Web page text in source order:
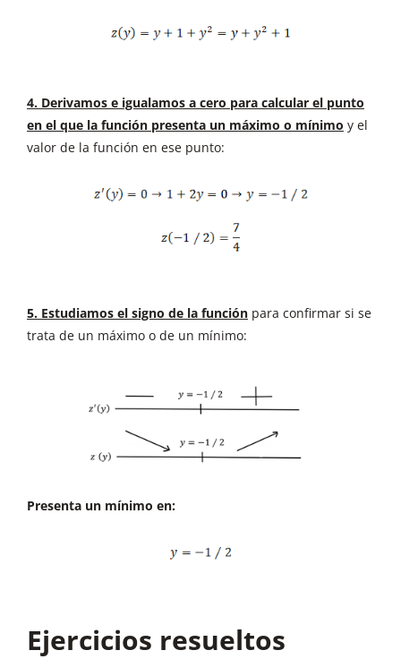
4. Derivamos e igualamos a cero para calcular el punto
en el que la función presenta un máximo o mínimo y el
valor de la función en ese punto:
5. Estudiamos el signo de la función para confirmar si se
trata de un máximo o de un mínimo:
Presenta un mínimo en:
Ejercicios resueltos